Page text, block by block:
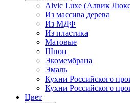
Alvic Luxe (Алвик
Из массива дерева
Из МДФ
Из пластика
Матовые
Шпон
Экомембрана
Эмаль
Кухни Российского
Кухни Российского
Цвет